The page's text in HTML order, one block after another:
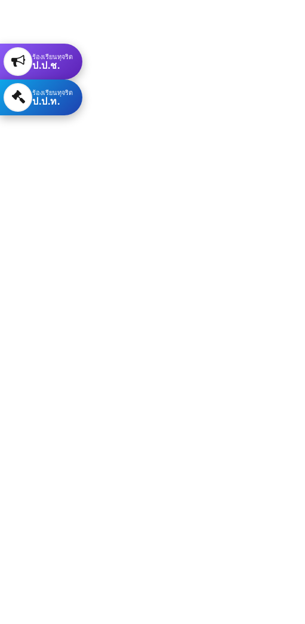
ร้องเรียนทุจริต
ป.ป.ช.
ร้องเรียนทุจริต
ป.ป.ท.